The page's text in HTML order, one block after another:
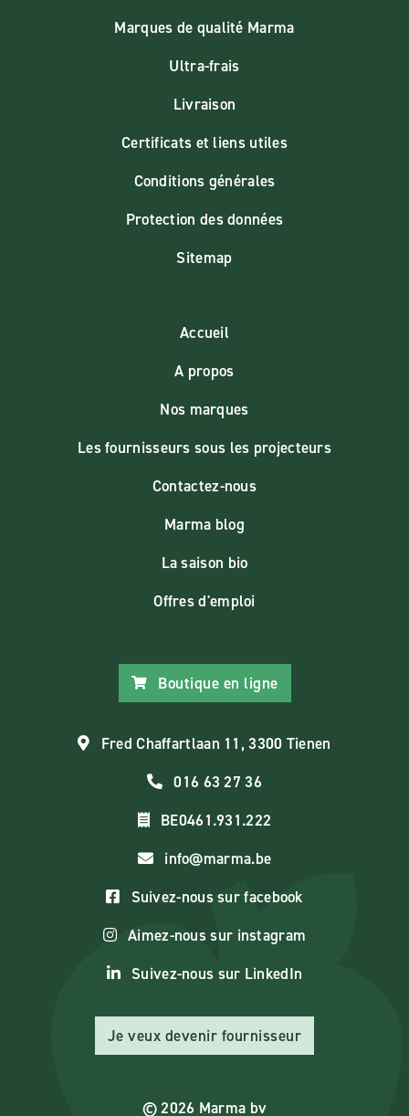
Marques de qualité Marma
Ultra-frais
Livraison
Certificats et liens utiles
Conditions générales
Protection des données
Sitemap
Accueil
A propos
Nos marques
Les fournisseurs sous les projecteurs
Contactez-nous
Marma blog
La saison bio
Offres d'emploi
Boutique en ligne
Fred Chaffartlaan 11, 3300 Tienen
016 63 27 36
BE0461.931.222
info@marma.be
Suivez-nous sur facebook
Aimez-nous sur instagram
Suivez-nous sur LinkedIn
Je veux devenir fournisseur
© 2026 Marma bv